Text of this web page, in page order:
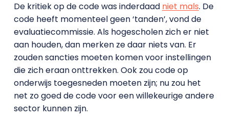
De kritiek op de code was inderdaad niet mals. De
code heeft momenteel geen ‘tanden’, vond de
evaluatiecommissie. Als hogescholen zich er niet
aan houden, dan merken ze daar niets van. Er
zouden sancties moeten komen voor instellingen
die zich eraan onttrekken. Ook zou code op
onderwijs toegesneden moeten zijn; nu zou het
net zo goed de code voor een willekeurige andere
sector kunnen zijn.